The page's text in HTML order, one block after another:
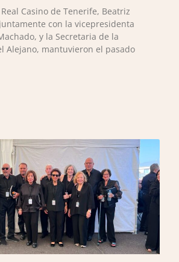
Casino de Tenerife, Beatriz
con la vicepresidenta
y la Secretaria de la
Alejano, mantuvieron el pasado